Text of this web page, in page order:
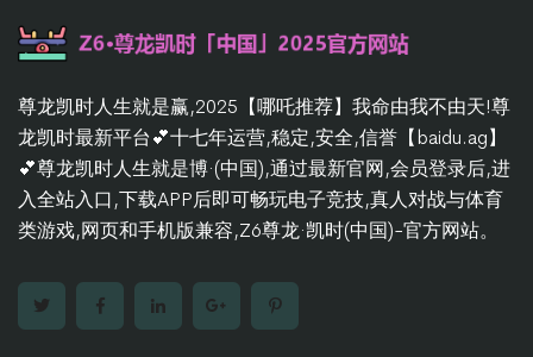
尊龙凯时人生就是赢,2025【哪吒推荐】我命由我不由天!尊
龙凯时最新平台💕十七年运营,稳定,安全,信誉【baidu.ag】
💕尊龙凯时人生就是博·(中国),通过最新官网,会员登录后,进
入全站入口,下载APP后即可畅玩电子竞技,真人对战与体育
类游戏,网页和手机版兼容,Z6尊龙·凯时(中国)-官方网站。